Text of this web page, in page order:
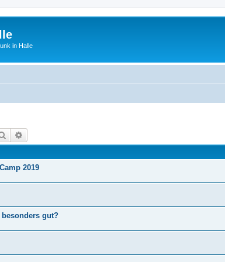
in Halle
Suche
2019
gut?